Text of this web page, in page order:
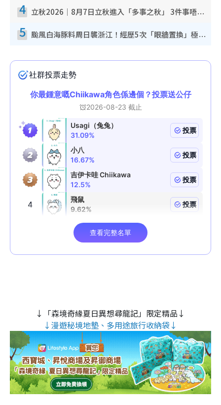
4 立秋2026｜8月7日立秋進入「多事之秋」 3件事唔做得！專家教6招開運 清枱頭／銀包納氣接好運
5 颱風白海豚料周日襲浙江！經歷5次「眼牆置換」極罕見 成登陸內地最長途颱風
↓「森境奇緣夏日異想尋龍記」限定精品↓
↓漫遊秘境地墊、多用途旅行收納袋↓